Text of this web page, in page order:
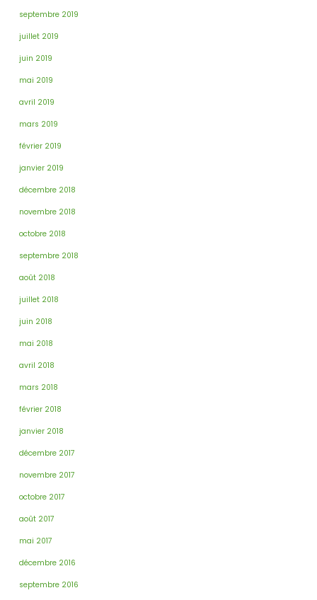
septembre 2019
juillet 2019
juin 2019
mai 2019
avril 2019
mars 2019
février 2019
janvier 2019
décembre 2018
novembre 2018
octobre 2018
septembre 2018
août 2018
juillet 2018
juin 2018
mai 2018
avril 2018
mars 2018
février 2018
janvier 2018
décembre 2017
novembre 2017
octobre 2017
août 2017
mai 2017
décembre 2016
septembre 2016